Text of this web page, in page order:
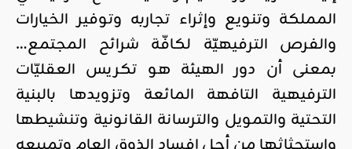
المملكة وتنويع وإثراء تجاربه وتوفير الخيارات
والفرص الترفيهيّة لكافّة شرائح المجتمع…
بمعنى أن دور الهيئة هو تكريس العقليّات
الترفيهية التافهة المائعة وتزويدها بالبنية
التحتية والتمويل والترسانة القانونية وتنشيطها